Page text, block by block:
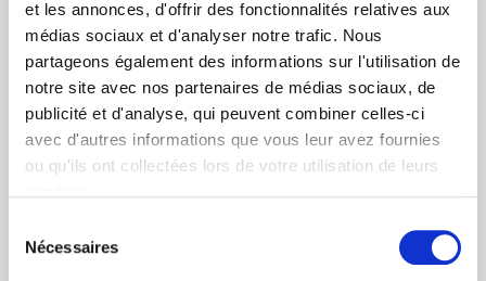
et les annonces, d'offrir des fonctionnalités relatives aux
médias sociaux et d'analyser notre trafic. Nous
partageons également des informations sur l'utilisation de
notre site avec nos partenaires de médias sociaux, de
publicité et d'analyse, qui peuvent combiner celles-ci
avec d'autres informations que vous leur avez fournies
ou qu'ils ont collectées lors de votre utilisation de leurs
Nécessaires
+ de 10 ans d'expertise
dans le photovoltaïque